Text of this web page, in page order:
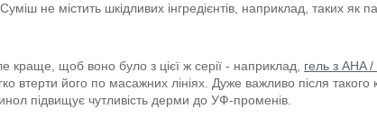
не містить шкідливих інгредієнтів, наприклад, таких як
щоб воно було з цієї ж серії - наприклад, гель з AHA
втерти його по масажних лініях. Дуже важливо після такого
підвищує чутливість дерми до УФ-променів.